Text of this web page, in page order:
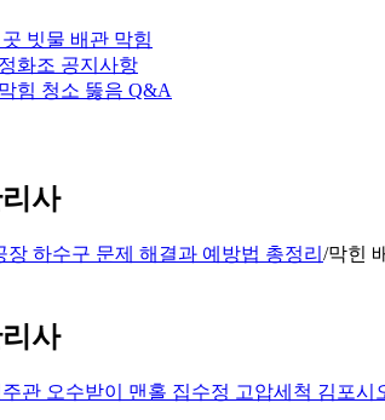
빗물 배관 막힘
화조 공지사항
힘 청소 뚫음 Q&A
사
하수구 문제 해결과 예방법 총정리 /막힌
사